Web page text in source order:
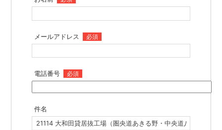
メールアドレス 必須
電話番号 必須
件名